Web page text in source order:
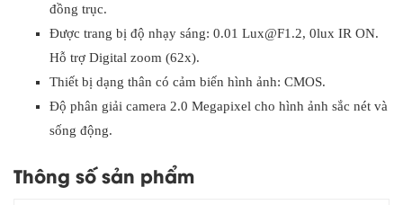
đồng trục.
Được trang bị độ nhạy sáng: 0.01 Lux@F1.2, 0lux IR ON.
Hỗ trợ Digital zoom (62x).
Thiết bị dạng thân có cảm biến hình ảnh: CMOS.
Độ phân giải camera 2.0 Megapixel cho hình ảnh sắc nét và
sống động.
Thông số sản phẩm